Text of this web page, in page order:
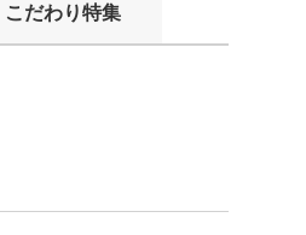
こだわり特集